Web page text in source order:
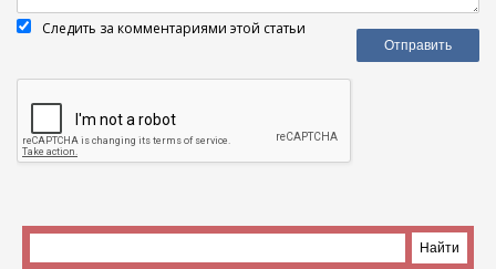
Следить за комментариями этой статьи